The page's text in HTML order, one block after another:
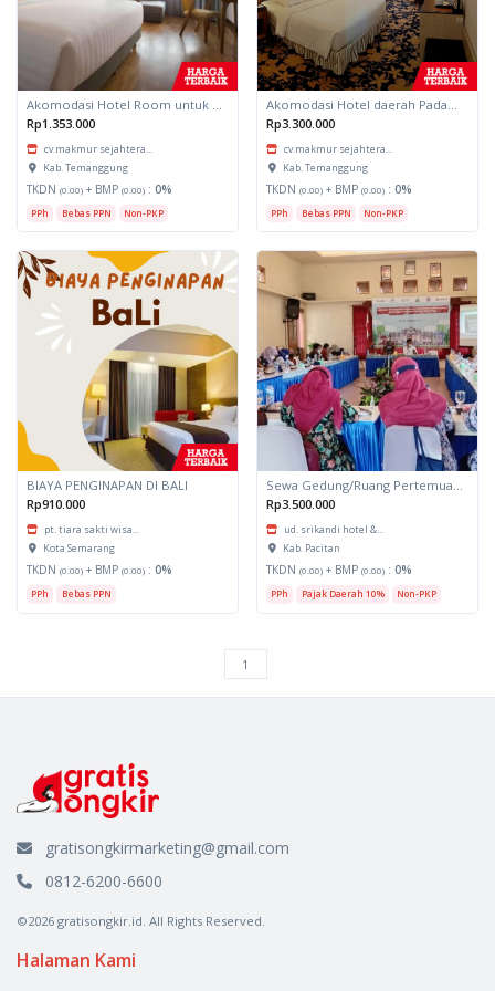
Rp1.353.000
cv.makmur sejahtera...
Kab. Temanggung
TKDN (0.00) + BMP (0.00) : 0%
PPh Bebas PPN Non-PKP
Rp3.300.000
cv.makmur sejahtera...
Kab. Temanggung
TKDN (0.00) + BMP (0.00) : 0%
PPh Bebas PPN Non-PKP
BIAYA PENGINAPAN DI BALI
Rp910.000
pt. tiara sakti wisa...
Kota Semarang
TKDN (0.00) + BMP (0.00) : 0%
PPh Bebas PPN
Sewa Gedung/Ruang Pertemuan Srikandi
Rp3.500.000
ud. srikandi hotel &...
Kab. Pacitan
TKDN (0.00) + BMP (0.00) : 0%
PPh Pajak Daerah 10% Non-PKP
gratisongkirmarketing@gmail.com
0812-6200-6600
©2026 gratisongkir.id. All Rights Reserved.
Halaman Kami